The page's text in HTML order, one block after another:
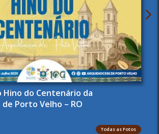
Hino do Centenário da
Porto Velho – RO
Todas as Fotos